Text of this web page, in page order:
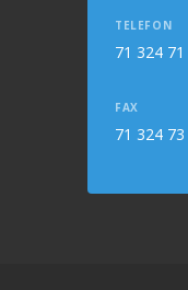
TELEFON
71 324 71
FAX
71 324 73